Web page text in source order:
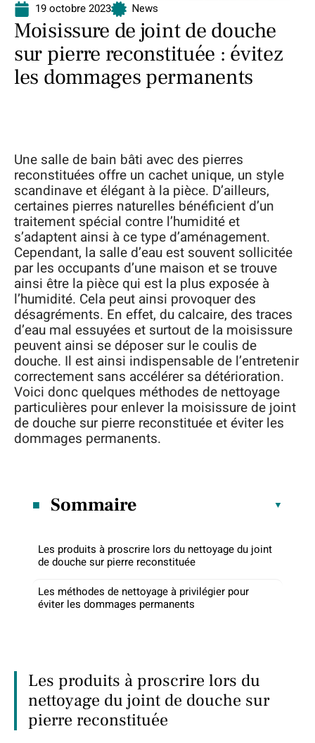
19 octobre 2023 News
Moisissure de joint de douche
sur pierre reconstituée : évitez
les dommages permanents
Une salle de bain bâti avec des pierres
reconstituées offre un cachet unique, un style
scandinave et élégant à la pièce. D’ailleurs,
certaines pierres naturelles bénéficient d’un
traitement spécial contre l’humidité et
s’adaptent ainsi à ce type d’aménagement.
Cependant, la salle d’eau est souvent sollicitée
par les occupants d’une maison et se trouve
ainsi être la pièce qui est la plus exposée à
l’humidité. Cela peut ainsi provoquer des
désagréments. En effet, du calcaire, des traces
d’eau mal essuyées et surtout de la moisissure
peuvent ainsi se déposer sur le coulis de
douche. Il est ainsi indispensable de l’entretenir
correctement sans accélérer sa détérioration.
Voici donc quelques méthodes de nettoyage
particulières pour enlever la moisissure de joint
de douche sur pierre reconstituée et éviter les
dommages permanents.
Sommaire
Les produits à proscrire lors du nettoyage du joint
de douche sur pierre reconstituée
Les méthodes de nettoyage à privilégier pour
éviter les dommages permanents
Les produits à proscrire lors du
nettoyage du joint de douche sur
pierre reconstituée